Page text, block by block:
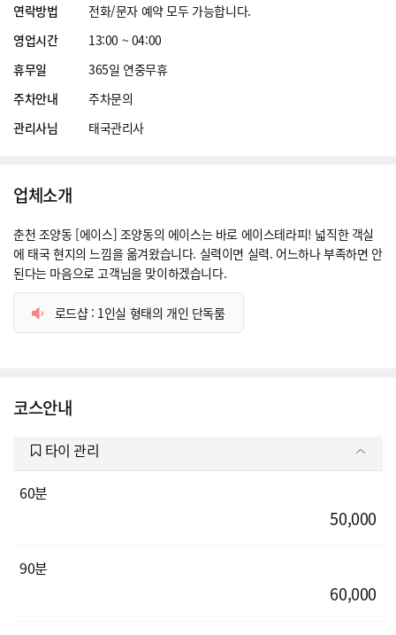
연락방법
전화/문자 예약 모두 가능합니다.
영업시간
13:00 ~ 04:00
휴무일
365일 연중무휴
주차안내
주차문의
관리사님
태국관리사
업체소개
춘천 조양동 [에이스] 조양동의 에이스는 바로 에이스테라피! 넓직한 객실
에 태국 현지의 느낌을 옮겨왔습니다. 실력이면 실력. 어느하나 부족하면 안
된다는 마음으로 고객님을 맞이하겠습니다.
로드샵 : 1인실 형태의 개인 단독룸
코스안내
타이 관리
60분
50,000
90분
60,000